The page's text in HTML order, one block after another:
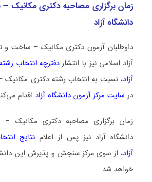
زمان برگزاری مصاحبه دکتری مکانیک
دانشگاه آزاد
داوطلبان آزمون دکتری مکانیک – ساخت و
آزاد اسلامی نیز با انتشاردفترچه انتخاب
آزاد، نسبت به انتخاب رشته دکتری مکانیک
در سایت مرکز آزمون دانشگاه آزاد اقدام
زمان برگزاری مصاحبه دکتری مکانیک
دانشگاه آزاد نیز پس از اعلام نتایج
آزاد، از سوی مرکز سنجش و پذیرش این
خواهد شد.